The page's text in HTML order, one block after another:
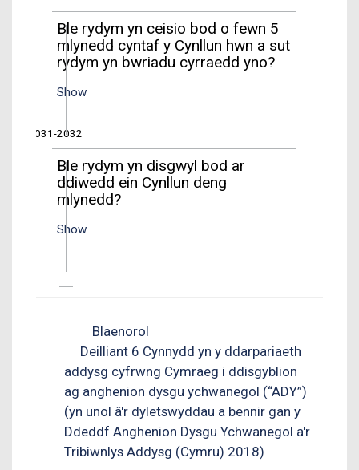
Ble rydym yn ceisio bod o fewn 5
mlynedd cyntaf y Cynllun hwn a sut
rydym yn bwriadu cyrraedd yno?
Show
2031-2032
Ble rydym yn disgwyl bod ar
ddiwedd ein Cynllun deng
mlynedd?
Show
Blaenorol
Deilliant 6 Cynnydd yn y ddarpariaeth
addysg cyfrwng Cymraeg i ddisgyblion
ag anghenion dysgu ychwanegol (“ADY”)
(yn unol â'r dyletswyddau a bennir gan y
Ddeddf Anghenion Dysgu Ychwanegol a'r
Tribiwnlys Addysg (Cymru) 2018)